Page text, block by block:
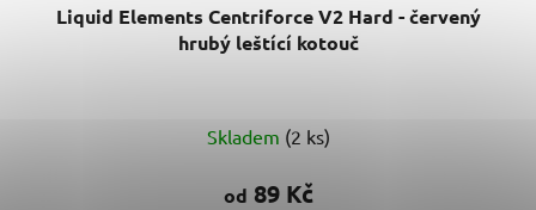
Liquid Elements Centriforce V2 Hard - červený
hrubý leštící kotouč
hodnocení
produktu
Skladem (2 ks)
od 89 Kč